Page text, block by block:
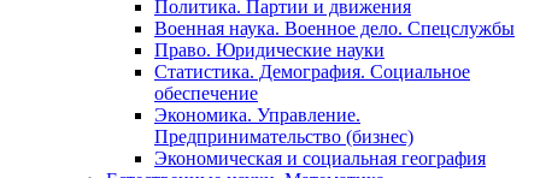
Политика. Партии и движения
Военная наука. Военное дело. Спецслужбы
Право. Юридические науки
Статистика. Демография. Социальное
обеспечение
Экономика. Управление.
Предпринимательство (бизнес)
Экономическая и социальная география